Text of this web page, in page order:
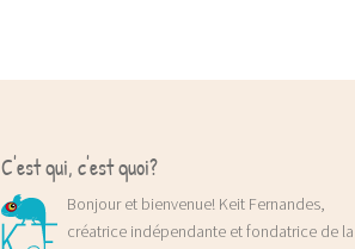
C'est qui, c'est quoi?
Bonjour et bienvenue! Keit Fernandes,
créatrice indépendante et fondatrice de la